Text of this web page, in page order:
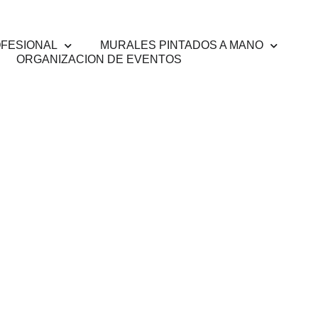
MURALES PINTADOS A MANO
ORGANIZACION DE EVENTOS